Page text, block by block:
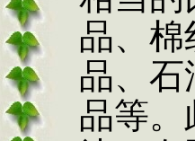
品、
品、
品等